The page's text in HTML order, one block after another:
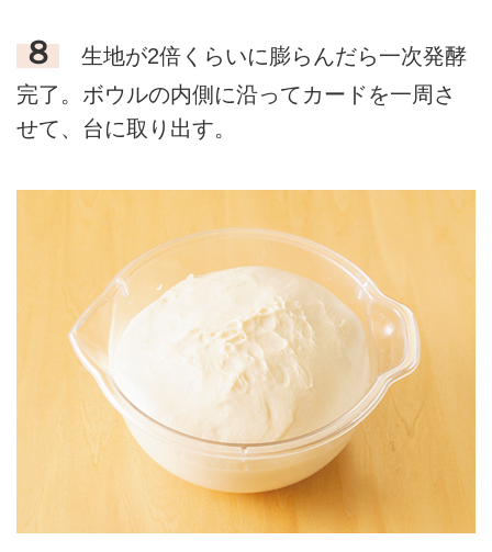
８
生地が2倍くらいに膨らんだら一次発酵
完了。ボウルの内側に沿ってカードを一周さ
せて、台に取り出す。